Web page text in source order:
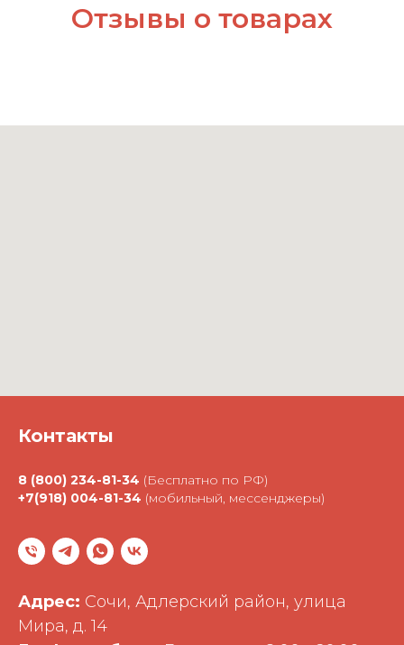
Отзывы о товарах
Контакты
8 (800) 234-81-34 (Бесплатно по РФ)
+7(918) 004-81-34 (мобильный, мессенджеры)
Адрес: Сочи, Адлерский район, улица
Мира, д. 14